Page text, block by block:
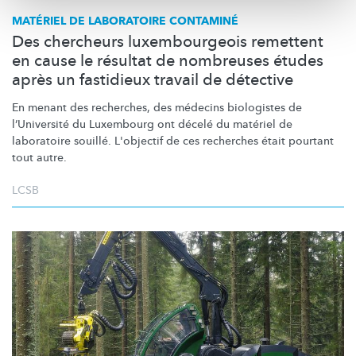
MATÉRIEL DE LABORATOIRE CONTAMINÉ
Des chercheurs luxembourgeois remettent
en cause le résultat de nombreuses études
après un fastidieux travail de détective
En menant des recherches, des médecins biologistes de
l’Université du Luxembourg ont décelé du matériel de
laboratoire souillé. L'objectif de ces recherches était pourtant
tout autre.
LCSB